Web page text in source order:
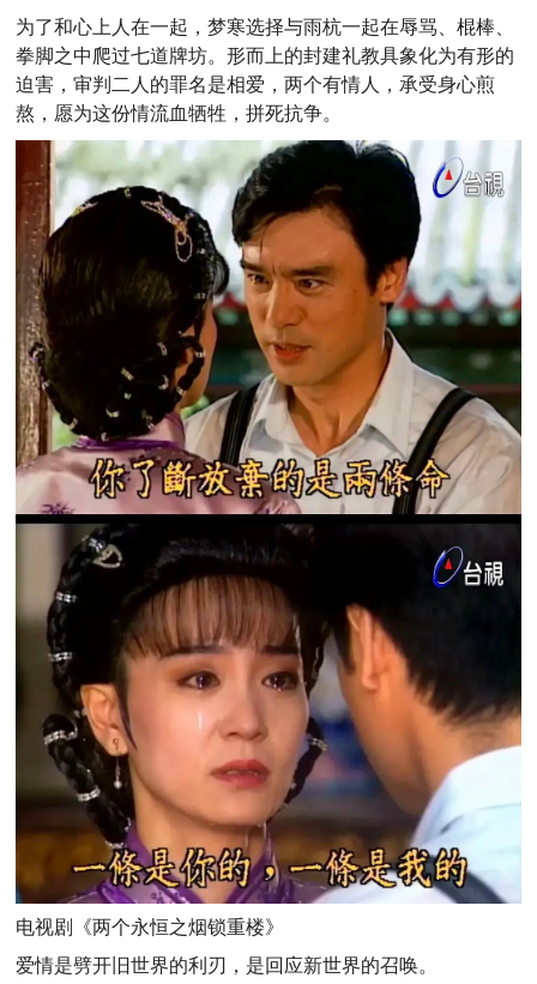
为了和心上人在一起，梦寒选择与雨杭一起在辱骂、棍棒、
拳脚之中爬过七道牌坊。形而上的封建礼教具象化为有形的
迫害，审判二人的罪名是相爱，两个有情人，承受身心煎
熬，愿为这份情流血牺牲，拼死抗争。
电视剧《两个永恒之烟锁重楼》
爱情是劈开旧世界的利刃，是回应新世界的召唤。